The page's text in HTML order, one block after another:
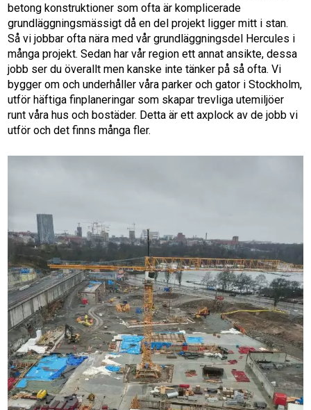
betong konstruktioner som ofta är komplicerade
grundläggningsmässigt då en del projekt ligger mitt i stan.
Så vi jobbar ofta nära med vår grundläggningsdel Hercules i
många projekt. Sedan har vår region ett annat ansikte, dessa
jobb ser du överallt men kanske inte tänker på så ofta. Vi
bygger om och underhåller våra parker och gator i Stockholm,
utför häftiga finplaneringar som skapar trevliga utemiljöer
runt våra hus och bostäder. Detta är ett axplock av de jobb vi
utför och det finns många fler.